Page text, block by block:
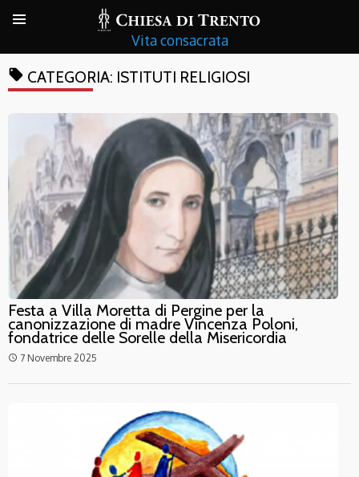
Vita consacrata
local_offer CATEGORIA: ISTITUTI RELIGIOSI
Festa a Villa Moretta di Pergine per la
canonizzazione di madre Vincenza Poloni,
fondatrice delle Sorelle della Misericordia
access_time 7 Novembre 2025